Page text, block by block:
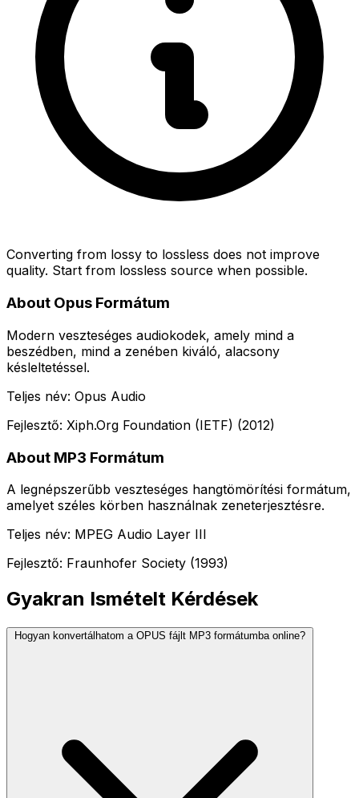
Converting from lossy to lossless does not improve
quality. Start from lossless source when possible.
About Opus Formátum
Modern veszteséges audiokodek, amely mind a
beszédben, mind a zenében kiváló, alacsony
késleltetéssel.
Teljes név: Opus Audio
Fejlesztő: Xiph.Org Foundation (IETF) (2012)
About MP3 Formátum
A legnépszerűbb veszteséges hangtömörítési formátum,
amelyet széles körben használnak zeneterjesztésre.
Teljes név: MPEG Audio Layer III
Fejlesztő: Fraunhofer Society (1993)
Gyakran Ismételt Kérdések
Hogyan konvertálhatom a OPUS fájlt MP3 formátumba online?